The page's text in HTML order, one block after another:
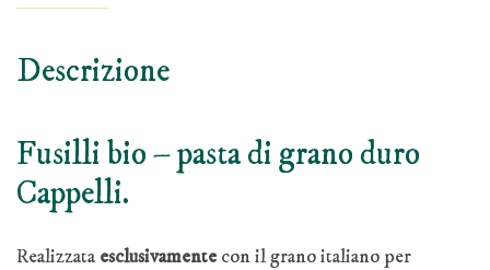
Descrizione
Fusilli bio – pasta di grano duro
Cappelli.
Realizzata esclusivamentecon il grano italiano per